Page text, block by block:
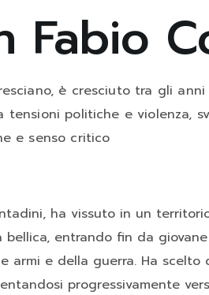
Fabio
è cresciuto tra gli
tensioni politiche e violenza,
e senso critico
ha vissuto in un
bellica, entrando fin da
armi e della guerra. Ha scelto
progressivamente